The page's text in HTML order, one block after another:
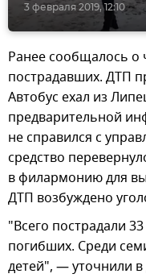
3 февраля 2019, 12:10
Ранее сообщалось о
пострадавших. ДТП
Автобус ехал из
предварительной
не справился с
средство
в филармонию для
ДТП возбуждено
"Всего пострадали
погибших. Среди
детей", — уточнили в